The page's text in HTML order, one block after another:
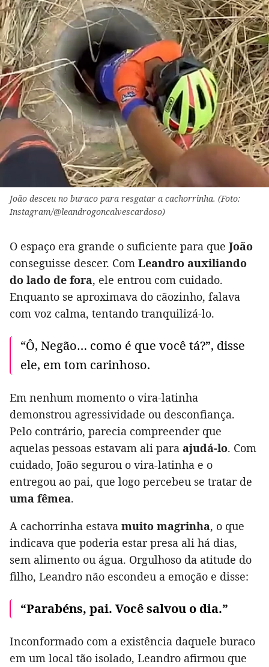
João desceu no buraco para resgatar a cachorrinha. (Foto:
Instagram/@leandrogoncalvescardoso)
O espaço era grande o suficiente para que João
conseguisse descer. Com Leandro auxiliando
do lado de fora, ele entrou com cuidado.
Enquanto se aproximava do cãozinho, falava
com voz calma, tentando tranquilizá-lo.
“Ô, Negão… como é que você tá?”, disse
ele, em tom carinhoso.
Em nenhum momento o vira-latinha
demonstrou agressividade ou desconfiança.
Pelo contrário, parecia compreender que
aquelas pessoas estavam ali para ajudá-lo. Com
cuidado, João segurou o vira-latinha e o
entregou ao pai, que logo percebeu se tratar de
uma fêmea.
A cachorrinha estava muito magrinha, o que
indicava que poderia estar presa ali há dias,
sem alimento ou água. Orgulhoso da atitude do
filho, Leandro não escondeu a emoção e disse:
“Parabéns, pai. Você salvou o dia.”
Inconformado com a existência daquele buraco
em um local tão isolado, Leandro afirmou que